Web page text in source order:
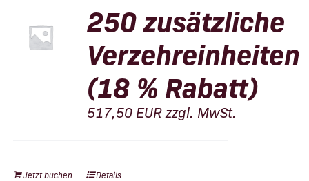
250 zusätzliche
Verzehreinheiten
(18 % Rabatt)
517,50EURzzgl. MwSt.
Jetzt buchen Details